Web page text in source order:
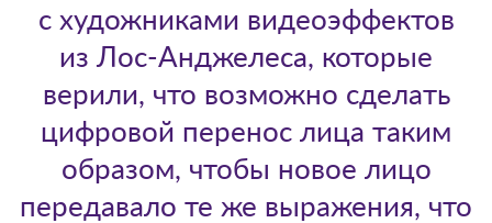
с художниками видеоэффектов
из Лос-Анджелеса, которые
верили, что возможно сделать
цифровой перенос лица таким
образом, чтобы новое лицо
передавало те же выражения, что